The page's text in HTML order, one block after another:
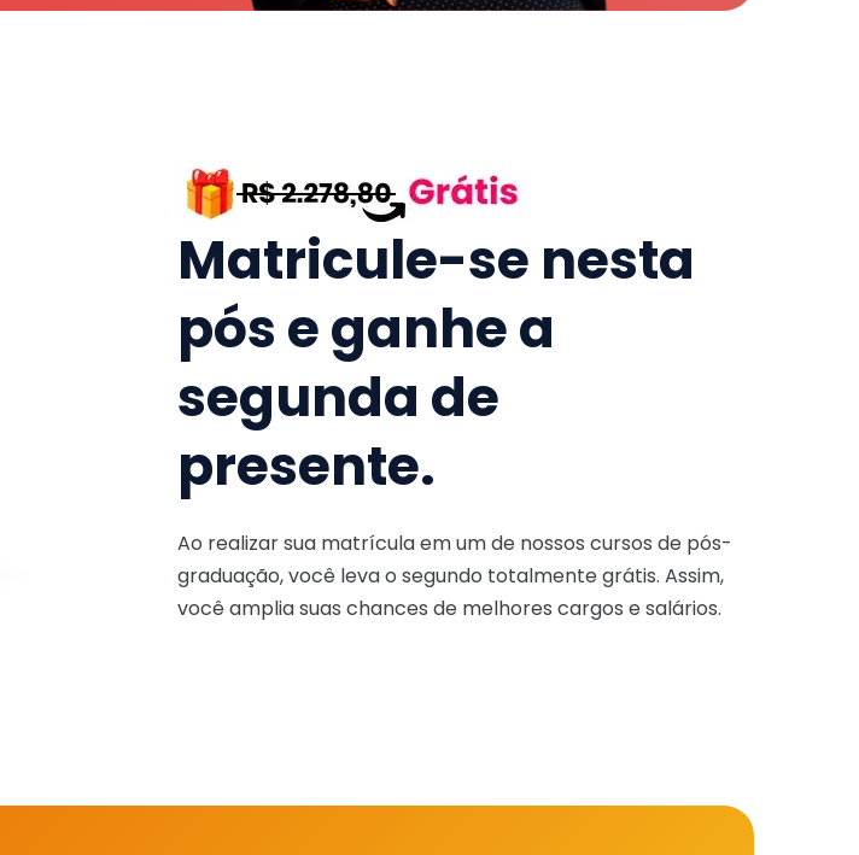
Matricule-se nesta
pós e ganhe a
segunda de
presente.
Ao realizar sua matrícula em um de nossos cursos de pós-
graduação, você leva o segundo totalmente grátis. Assim,
você amplia suas chances de melhores cargos e salários.